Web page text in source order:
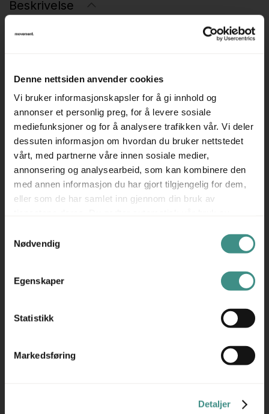
Denne nettsiden anvender cookies
Vi bruker informasjonskapsler for å gi innhold og
annonser et personlig preg, for å levere sosiale
mediefunksjoner og for å analysere trafikken vår. Vi deler
dessuten informasjon om hvordan du bruker nettstedet
vårt, med partnerne våre innen sosiale medier,
annonsering og analysearbeid, som kan kombinere den
med annen informasjon du har gjort tilgjengelig for dem,
eller som de har samlet inn gjennom din bruk av
Nødvendig
Egenskaper
Statistikk
Markedsføring
Detaljer
Beskrivelse
Understell for skrivebord med elektrisk hevsenk.
Produsent: Edsbyn / Swedstyle
Farge på understell: grålakkert metall
Passer bordplate størrelse 180x180cm, understellet kan
justeres i bredden for å passe andre størrelser.
Venstreløsning avbildet, men kan også leveres som
høyreløsning
Prisen er pr stk.
Tilleggsinfo
Trenger du hjelp med et større kjøp eller
Ta kontakt med oss så hjelper vi deg!